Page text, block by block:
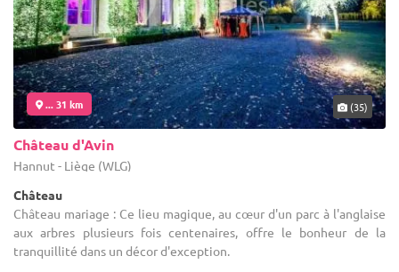
... 31 km (35)
Château d'Avin
Hannut - Liège (WLG)
Château
Château mariage : Ce lieu magique, au cœur d'un parc à l'anglaise
aux arbres plusieurs fois centenaires, offre le bonheur de la
tranquillité dans un décor d'exception.